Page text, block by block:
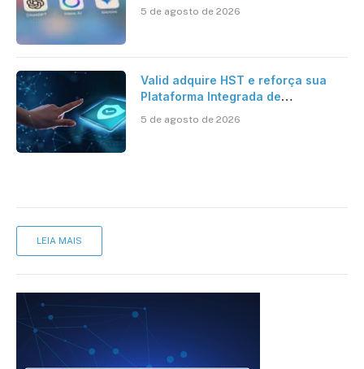
5 de agosto de 2026
Valid adquire HST e reforça sua
Plataforma Integrada de
5 de agosto de 2026
LEIA MAIS